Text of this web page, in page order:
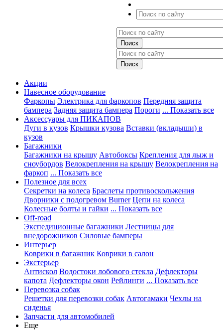
Акции
Навесное оборудование
Фаркопы Электрика для фаркопов Передняя защита
бампера Задняя защита бампера Пороги ... Показать все
Аксессуары для ПИКАПОВ
Дуги в кузов Крышки кузова Вставки (вкладыши) в
кузов
Багажники
Багажники на крышу Автобоксы Крепления для лыж и
сноубордов Велокрепления на крышу Велокрепления на
фаркоп ... Показать все
Полезное для всех
Секретки на колеса Браслеты противоскольжения
Дворники с подогревом Burner Цепи на колеса
Колесные болты и гайки ... Показать все
Off-road
Экспедиционные багажники Лестницы для
внедорожников Силовые бамперы
Интерьер
Коврики в багажник Коврики в салон
Экстерьер
Антискол Водостоки лобового стекла Дефлекторы
капота Дефлекторы окон Рейлинги ... Показать все
Перевозка собак
Решетки для перевозки собак Автогамаки Чехлы на
сиденья
Запчасти для автомобилей
Еще